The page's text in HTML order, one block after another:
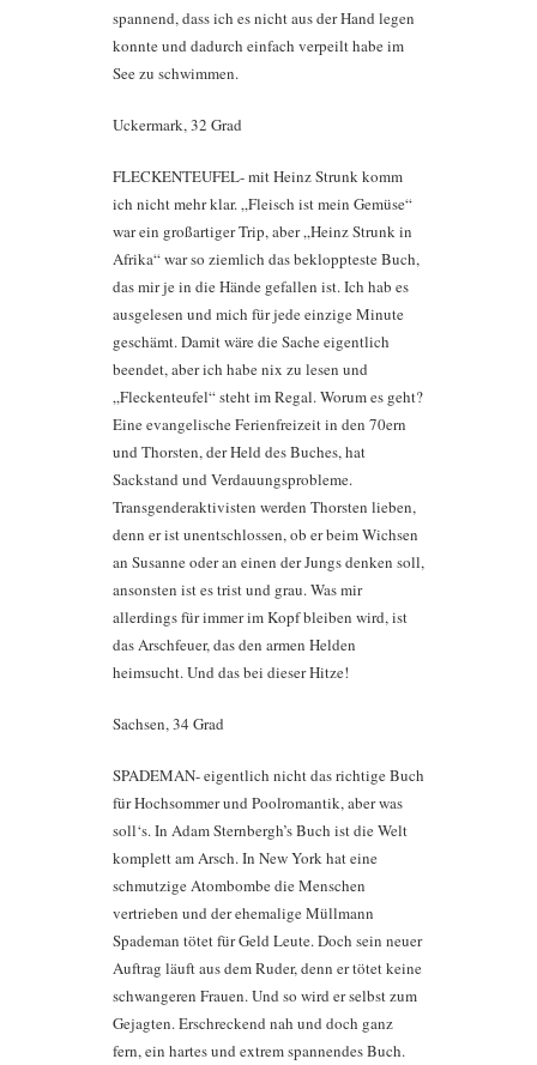
spannend, dass ich es nicht aus der Hand legen
konnte und dadurch einfach verpeilt habe im
See zu schwimmen.
Uckermark, 32 Grad
FLECKENTEUFEL- mit Heinz Strunk komm
ich nicht mehr klar. „Fleisch ist mein Gemüse“
war ein großartiger Trip, aber „Heinz Strunk in
Afrika“ war so ziemlich das bekloppteste Buch,
das mir je in die Hände gefallen ist. Ich hab es
ausgelesen und mich für jede einzige Minute
geschämt. Damit wäre die Sache eigentlich
beendet, aber ich habe nix zu lesen und
„Fleckenteufel“ steht im Regal. Worum es geht?
Eine evangelische Ferienfreizeit in den 70ern
und Thorsten, der Held des Buches, hat
Sackstand und Verdauungsprobleme.
Transgenderaktivisten werden Thorsten lieben,
denn er ist unentschlossen, ob er beim Wichsen
an Susanne oder an einen der Jungs denken soll,
ansonsten ist es trist und grau. Was mir
allerdings für immer im Kopf bleiben wird, ist
das Arschfeuer, das den armen Helden
heimsucht. Und das bei dieser Hitze!
Sachsen, 34 Grad
SPADEMAN- eigentlich nicht das richtige Buch
für Hochsommer und Poolromantik, aber was
soll‘s. In Adam Sternbergh’s Buch ist die Welt
komplett am Arsch. In New York hat eine
schmutzige Atombombe die Menschen
vertrieben und der ehemalige Müllmann
Spademan tötet für Geld Leute. Doch sein neuer
Auftrag läuft aus dem Ruder, denn er tötet keine
schwangeren Frauen. Und so wird er selbst zum
Gejagten. Erschreckend nah und doch ganz
fern, ein hartes und extrem spannendes Buch.